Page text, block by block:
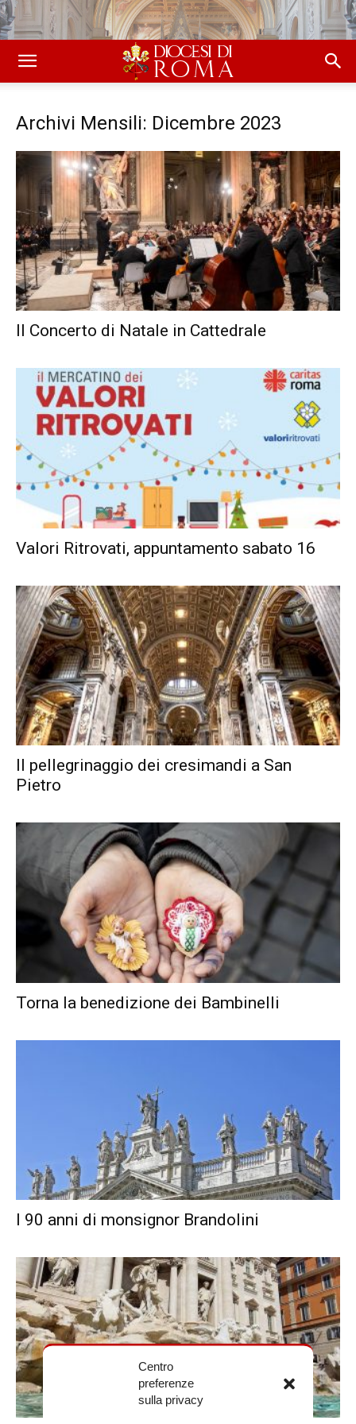
Centro
preferenze
sulla privacy
Archivi Mensili: Dicembre 2023
Il Concerto di Natale in Cattedrale
Valori Ritrovati, appuntamento sabato 16
Il pellegrinaggio dei cresimandi a San
Pietro
Torna la benedizione dei Bambinelli
I 90 anni di monsignor Brandolini